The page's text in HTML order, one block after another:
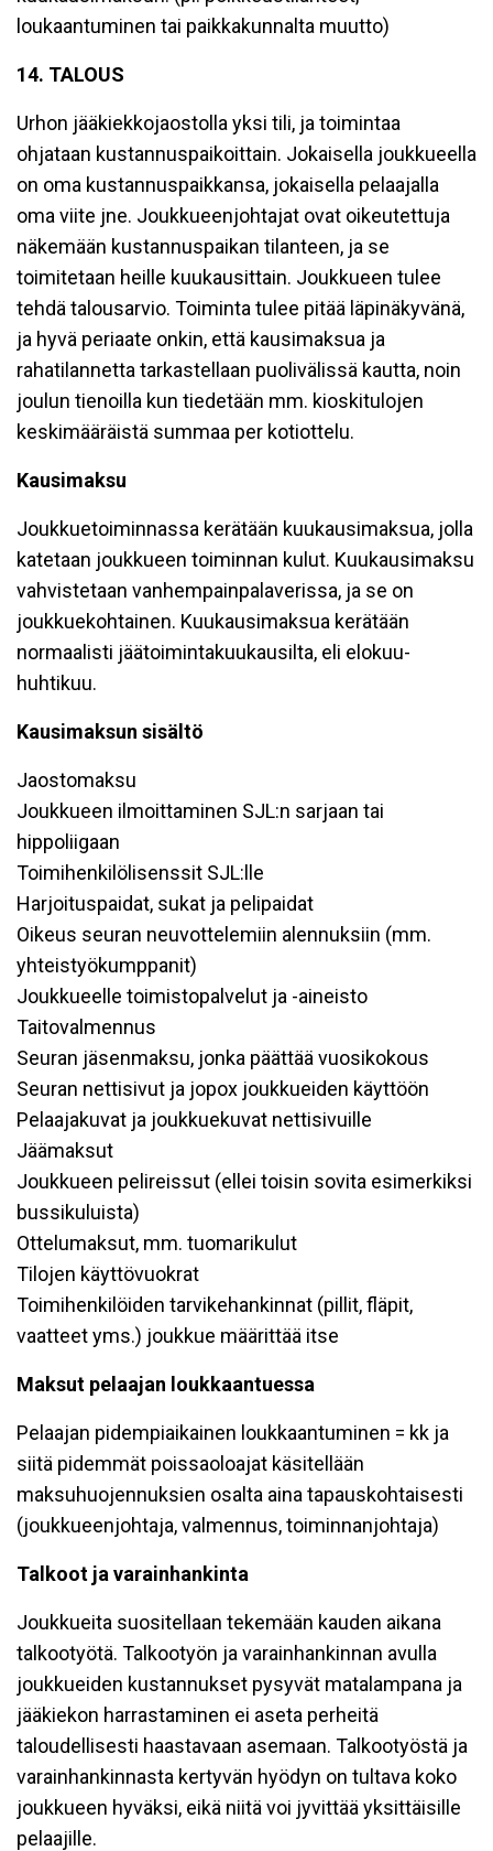
loukaantuminen tai paikkakunnalta muutto)
14. TALOUS
Urhon jääkiekkojaostolla yksi tili, ja toimintaa
ohjataan kustannuspaikoittain. Jokaisella joukkueella
on oma kustannuspaikkansa, jokaisella pelaajalla
oma viite jne. Joukkueenjohtajat ovat oikeutettuja
näkemään kustannuspaikan tilanteen, ja se
toimitetaan heille kuukausittain. Joukkueen tulee
tehdä talousarvio. Toiminta tulee pitää läpinäkyvänä,
ja hyvä periaate onkin, että kausimaksua ja
rahatilannetta tarkastellaan puolivälissä kautta, noin
joulun tienoilla kun tiedetään mm. kioskitulojen
keskimääräistä summaa per kotiottelu.
Kausimaksu
Joukkuetoiminnassa kerätään kuukausimaksua, jolla
katetaan joukkueen toiminnan kulut. Kuukausimaksu
vahvistetaan vanhempainpalaverissa, ja se on
joukkuekohtainen. Kuukausimaksua kerätään
normaalisti jäätoimintakuukausilta, eli elokuu-
huhtikuu.
Kausimaksun sisältö
Jaostomaksu
Joukkueen ilmoittaminen SJL:n sarjaan tai
hippoliigaan
Toimihenkilölisenssit SJL:lle
Harjoituspaidat, sukat ja pelipaidat
Oikeus seuran neuvottelemiin alennuksiin (mm.
yhteistyökumppanit)
Joukkueelle toimistopalvelut ja -aineisto
Taitovalmennus
Seuran jäsenmaksu, jonka päättää vuosikokous
Seuran nettisivut ja jopox joukkueiden käyttöön
Pelaajakuvat ja joukkuekuvat nettisivuille
Jäämaksut
Joukkueen pelireissut (ellei toisin sovita esimerkiksi
bussikuluista)
Ottelumaksut, mm. tuomarikulut
Tilojen käyttövuokrat
Toimihenkilöiden tarvikehankinnat (pillit, fläpit,
vaatteet yms.) joukkue määrittää itse
Maksut pelaajan loukkaantuessa
Pelaajan pidempiaikainen loukkaantuminen = kk ja
siitä pidemmät poissaoloajat käsitellään
maksuhuojennuksien osalta aina tapauskohtaisesti
(joukkueenjohtaja, valmennus, toiminnanjohtaja)
Talkoot ja varainhankinta
Joukkueita suositellaan tekemään kauden aikana
talkootyötä. Talkootyön ja varainhankinnan avulla
joukkueiden kustannukset pysyvät matalampana ja
jääkiekon harrastaminen ei aseta perheitä
taloudellisesti haastavaan asemaan. Talkootyöstä ja
varainhankinnasta kertyvän hyödyn on tultava koko
joukkueen hyväksi, eikä niitä voi jyvittää yksittäisille
pelaajille.